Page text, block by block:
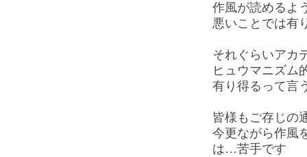
作風が読めるよ
悪いことでは有
それぐらいアカ
ヒュウマニズム
有り得るって言
皆様もご存じの
今更ながら作風
は…苦手です